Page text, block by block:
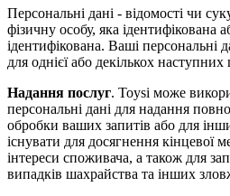
Персональні дані - відомості чи
фізичну особу, яка ідентифікована
ідентифікована. Ваші персональні
для однієї або декількох наступних
Надання послуг. Toysi може
персональні дані для надання
обробки ваших запитів або для
існувати для досягнення кінцевої
інтереси споживача, а також для
випадків шахрайства та інших